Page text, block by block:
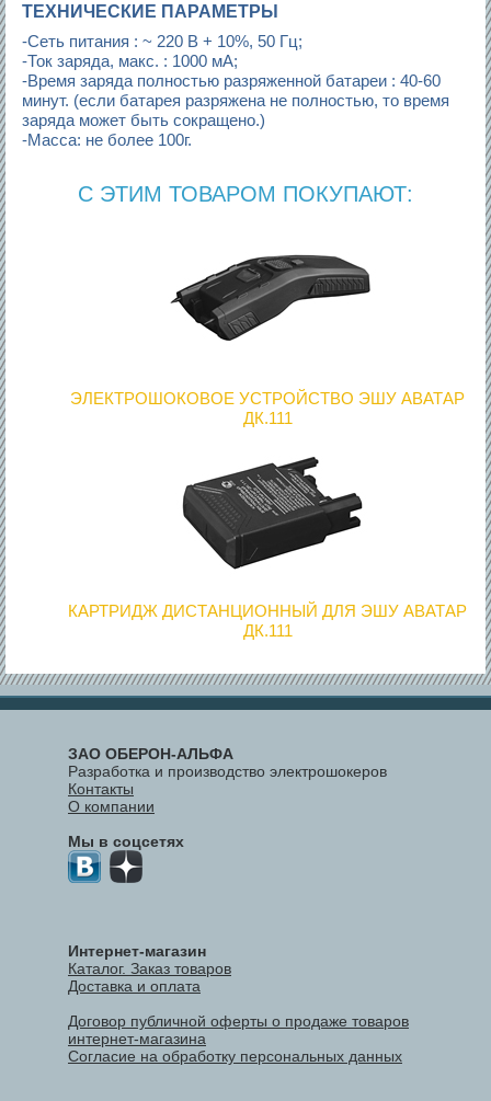
ТЕХНИЧЕСКИЕ ПАРАМЕТРЫ
-Сеть питания : ~ 220 В + 10%, 50 Гц;
-Ток заряда, макс. : 1000 мА;
-Время заряда полностью разряженной батареи : 40-60
минут. (если батарея разряжена не полностью, то время
заряда может быть сокращено.)
-Масса: не более 100г.
С ЭТИМ ТОВАРОМ ПОКУПАЮТ:
ЭЛЕКТРОШОКОВОЕ УСТРОЙСТВО ЭШУ АВАТАР
ДК.111
КАРТРИДЖ ДИСТАНЦИОННЫЙ ДЛЯ ЭШУ АВАТАР
ДК.111
ЗАО ОБЕРОН-АЛЬФА
Разработка и производство электрошокеров
Контакты
О компании
Мы в соцсетях
Интернет-магазин
Каталог. Заказ товаров
Доставка и оплата
Договор публичной оферты о продаже товаров
интернет-магазина
Согласие на обработку персональных данных